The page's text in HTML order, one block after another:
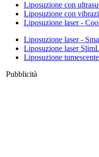
Liposuzione con
Liposuzione con
Liposuzione laser -
Liposuzione laser -
Liposuzione laser
Liposuzione tumescente
Pubblicità